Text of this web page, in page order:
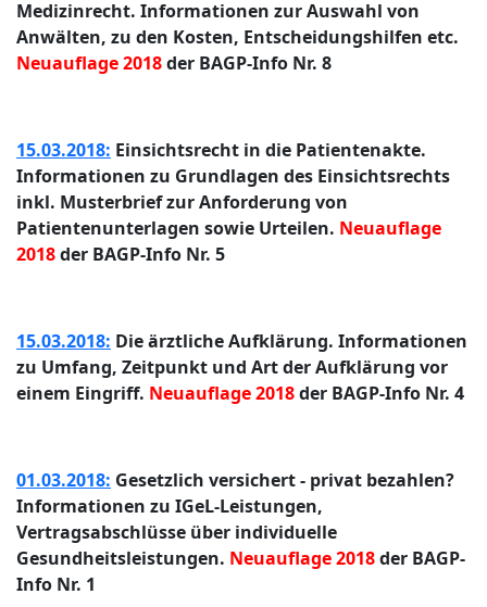
Medizinrecht. Informationen zur Auswahl von
Anwälten, zu den Kosten, Entscheidungshilfen etc.
Neuauflage 2018der BAGP-Info Nr. 8
15.03.2018: Einsichtsrecht in die Patientenakte.
Informationen zu Grundlagen des Einsichtsrechts
inkl. Musterbrief zur Anforderung von
Patientenunterlagen sowie Urteilen. Neuauflage
2018der BAGP-Info Nr. 5
15.03.2018: Die ärztliche Aufklärung. Informationen
zu Umfang, Zeitpunkt und Art der Aufklärung vor
einem Eingriff. Neuauflage 2018der BAGP-Info Nr. 4
01.03.2018: Gesetzlich versichert - privat bezahlen?
Informationen zu IGeL-Leistungen,
Vertragsabschlüsse über individuelle
Gesundheitsleistungen. Neuauflage 2018der BAGP-
Info Nr. 1